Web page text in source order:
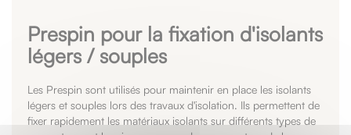
Prespin pour la fixation d'isolants
légers / souples
Les Prespin sont utilisés pour maintenir en place les isolants
légers et souples lors des travaux d'isolation. Ils permettent de
fixer rapidement les matériaux isolants sur différents types de